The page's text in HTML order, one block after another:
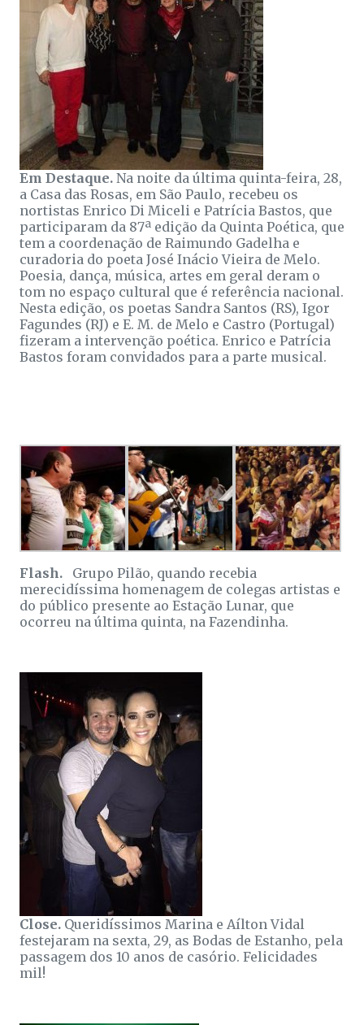
Em Destaque. Na noite da última quinta-feira, 28,
a Casa das Rosas, em São Paulo, recebeu os
nortistas Enrico Di Miceli e Patrícia Bastos, que
participaram da 87ª edição da Quinta Poética, que
tem a coordenação de Raimundo Gadelha e
curadoria do poeta José Inácio Vieira de Melo.
Poesia, dança, música, artes em geral deram o
tom no espaço cultural que é referência nacional.
Nesta edição, os poetas Sandra Santos (RS), Igor
Fagundes (RJ) e E. M. de Melo e Castro (Portugal)
fizeram a intervenção poética. Enrico e Patrícia
Bastos foram convidados para a parte musical.
Flash. Grupo Pilão, quando recebia
merecidíssima homenagem de colegas artistas e
do público presente ao Estação Lunar, que
ocorreu na última quinta, na Fazendinha.
Close. Queridíssimos Marina e Aílton Vidal
festejaram na sexta, 29, as Bodas de Estanho, pela
passagem dos 10 anos de casório. Felicidades
mil!